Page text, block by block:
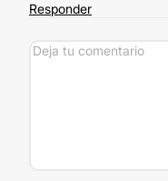
Responder